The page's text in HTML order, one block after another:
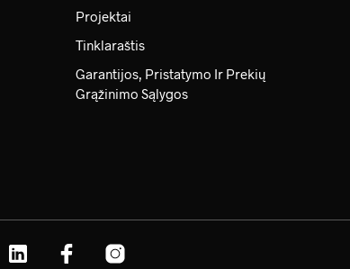
Projektai
Tinklaraštis
Garantijos, Pristatymo Ir Prekių
Grąžinimo Sąlygos